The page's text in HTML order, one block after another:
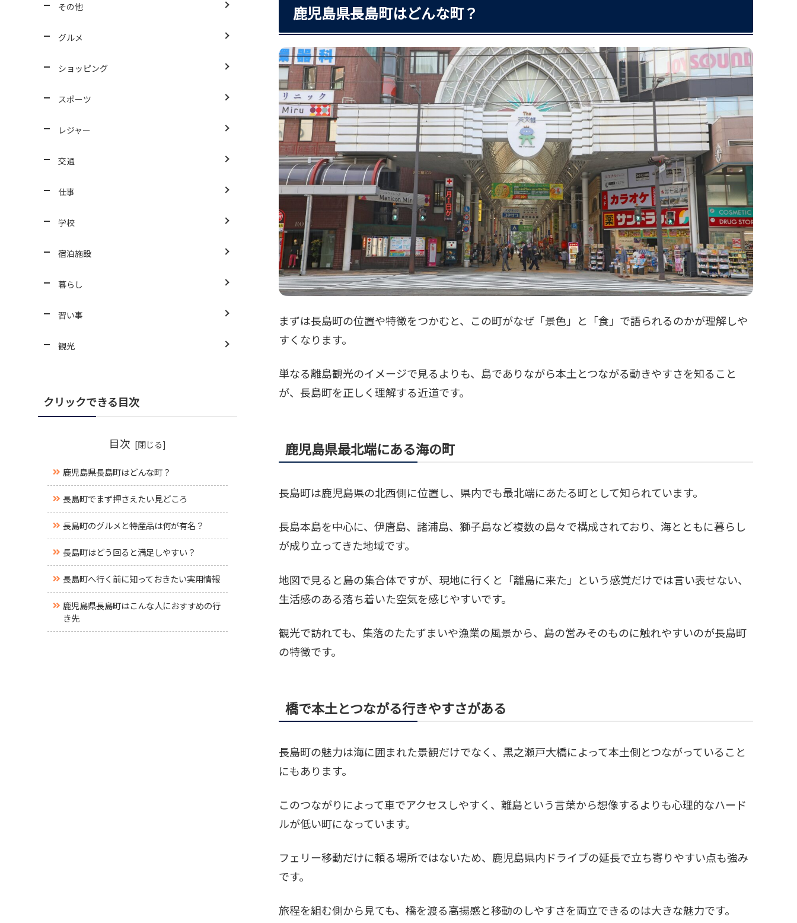
鹿児島県長島町はどんな町？
まずは長島町の位置や特徴をつかむと、この町がなぜ「景色」と「食」で語られるのかが理解しや
すくなります。
単なる離島観光のイメージで見るよりも、島でありながら本土とつながる動きやすさを知ること
が、長島町を正しく理解する近道です。
鹿児島県最北端にある海の町
長島町は鹿児島県の北西側に位置し、県内でも最北端にあたる町として知られています。
長島本島を中心に、伊唐島、諸浦島、獅子島など複数の島々で構成されており、海とともに暮らし
が成り立ってきた地域です。
地図で見ると島の集合体ですが、現地に行くと「離島に来た」という感覚だけでは言い表せない、
生活感のある落ち着いた空気を感じやすいです。
観光で訪れても、集落のたたずまいや漁業の風景から、島の営みそのものに触れやすいのが長島町
の特徴です。
橋で本土とつながる行きやすさがある
長島町の魅力は海に囲まれた景観だけでなく、黒之瀬戸大橋によって本土側とつながっていること
にもあります。
このつながりによって車でアクセスしやすく、離島という言葉から想像するよりも心理的なハード
ルが低い町になっています。
フェリー移動だけに頼る場所ではないため、鹿児島県内ドライブの延長で立ち寄りやすい点も強み
です。
旅程を組む側から見ても、橋を渡る高揚感と移動のしやすさを両立できるのは大きな魅力です。
その他
グルメ
ショッピング
スポーツ
レジャー
交通
仕事
学校
宿泊施設
暮らし
習い事
観光
クリックできる目次
目次
鹿児島県長島町はどんな町？
長島町でまず押さえたい見どころ
長島町のグルメと特産品は何が有名？
長島町はどう回ると満足しやすい？
長島町へ行く前に知っておきたい実用情報
鹿児島県長島町はこんな人におすすめの行
き先